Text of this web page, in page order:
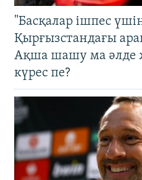
"Басқалар ішпес
Қырғызстандағы
Ақша шашу ма әлде
күрес пе?